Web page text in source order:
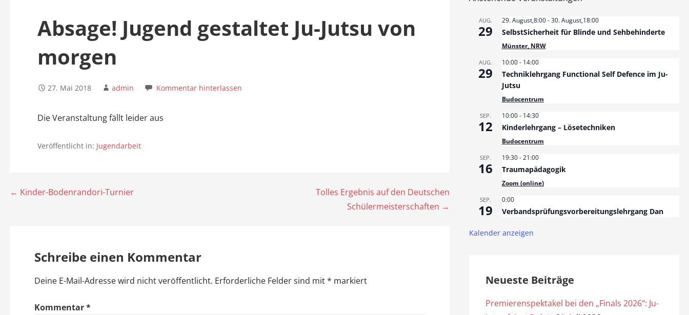
Absage! Jugend gestaltet Ju-Jutsu von
morgen
27. Mai 2018 admin Kommentar hinterlassen
Die Veranstaltung fällt leider aus
Veröffentlicht in: Jugendarbeit
B
← Kinder-Bodenrandori-Turnier
Tolles Ergebnis auf den Deutschen
Schülermeisterschaften →
Schreibe einen Kommentar
Deine E-Mail-Adresse wird nicht veröffentlicht. Erforderliche Felder sind mit* markiert
Kommentar*
AUG.
29
29. August,8:00-30. August,18:00
SelbstSicherheit für Blinde und Sehbehinderte
Münster, NRW
AUG.
29
10:00- 14:00
Techniklehrgang Functional Self Defence im Ju-
Jutsu
Budocentrum
SEP.
12
10:00- 14:30
Kinderlehrgang – Lösetechniken
Budocentrum
SEP.
16
19:30-21:00
Traumapädagogik
Zoom (online)
SEP.
19
0:00
Verbandsprüfungsvorbereitungslehrgang Dan
Kalender anzeigen
Neueste Beiträge
Premierenspektakel bei den „Finals 2026“: Ju-